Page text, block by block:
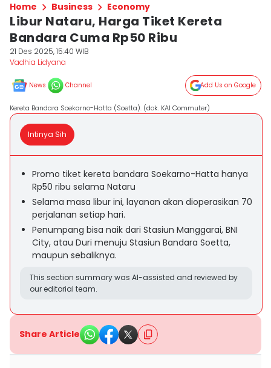
Home Business Economy
Libur Nataru, Harga Tiket Kereta
Bandara Cuma Rp50 Ribu
21 Des 2025, 15:40 WIB
Vadhia Lidyana
News Channel Add Us on Google
Kereta Bandara Soekarno-Hatta (Soetta). (dok. KAI Commuter)
Intinya Sih
Promo tiket kereta bandara Soekarno-Hatta hanya
Rp50 ribu selama Nataru
Selama masa libur ini, layanan akan dioperasikan 70
perjalanan setiap hari.
Penumpang bisa naik dari Stasiun Manggarai, BNI
City, atau Duri menuju Stasiun Bandara Soetta,
maupun sebaliknya.
This section summary was AI-assisted and reviewed by
our editorial team.
Share Article